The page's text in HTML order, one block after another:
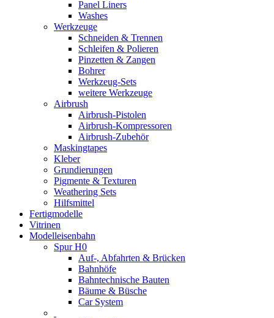
Panel Liners
Washes
Werkzeuge
Schneiden & Trennen
Schleifen & Polieren
Pinzetten & Zangen
Bohrer
Werkzeug-Sets
weitere Werkzeuge
Airbrush
Airbrush-Pistolen
Airbrush-Kompressoren
Airbrush-Zubehör
Maskingtapes
Kleber
Grundierungen
Pigmente & Texturen
Weathering Sets
Hilfsmittel
Fertigmodelle
Vitrinen
Modelleisenbahn
Spur H0
Auf-, Abfahrten & Brücken
Bahnhöfe
Bahntechnische Bauten
Bäume & Büsche
Car System